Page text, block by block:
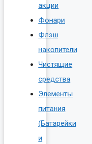
акции
Фонари
Флэш
накопители
Чистящие
средства
Элементы
питания
(Батарейки
и